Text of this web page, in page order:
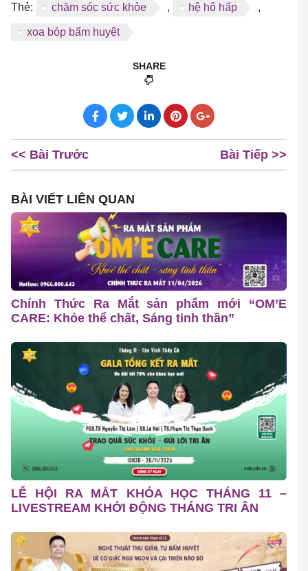
Thẻ: chăm sóc sức khỏe , hệ hô hấp ,
xoa bóp bấm huyệt
SHARE
<< Bài Trước Bài Tiếp >>
BÀI VIẾT LIÊN QUAN
Chính Thức Ra Mắt sản phẩm mới “OM’E
CARE: Khỏe thể chất, Sáng tinh thần”
LỄ HỘI RA MẮT KHÓA HỌC THÁNG 11 –
LIVESTREAM KHỞI ĐỘNG THÁNG TRI ÂN